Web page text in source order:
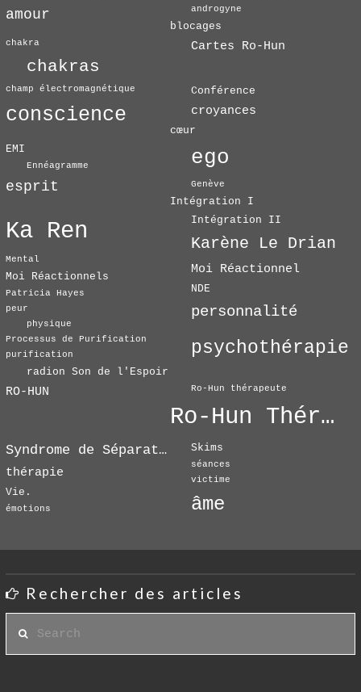
amour androgyne
blocages
Cartes Ro-Hun
chakra
chakras
champ électromagnétique Conférence
conscience croyances
cœur
ego
EMI
Ennéagramme
esprit Genève
Intégration I
Intégration II
Ka Ren Karène Le Drian
Mental
Moi Réactionnel
Moi Réactionnels
NDE
Patricia Hayes
personnalité
peur
physique
Processus de Purification
psychothérapie
purification
radion Son de l'Espoir
RO-HUN Ro-Hun thérapeute
Ro-Hun Thérapie
Skims
Syndrome de Séparation
séances
thérapie
victime
Vie.
âme
émotions
Rechercher des articles